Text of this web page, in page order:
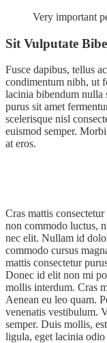
Very important
Sit Vulputate
Fusce dapibus, tellus
condimentum nibh, ut
lacinia bibendum nulla
purus sit amet
scelerisque nisl
euismod semper.
at eros.
Cras mattis
non commodo luctus,
nec elit. Nullam id
commodo cursus
mattis consectetur
Donec id elit non mi
mollis interdum. Cras
Aenean eu leo quam.
venenatis vestibulum.
semper. Duis mollis,
ligula, eget lacinia odio